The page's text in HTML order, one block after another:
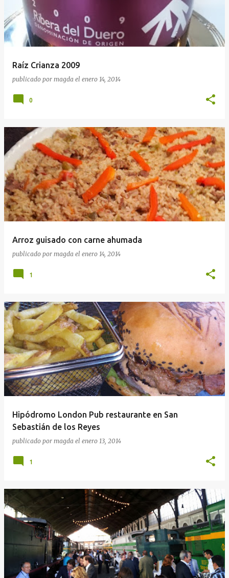
Raíz Crianza 2009
publicado por magda el enero 14, 2014
0
Arroz guisado con carne ahumada
publicado por magda el enero 14, 2014
1
Hipódromo London Pub restaurante en San
Sebastián de los Reyes
publicado por magda el enero 13, 2014
1